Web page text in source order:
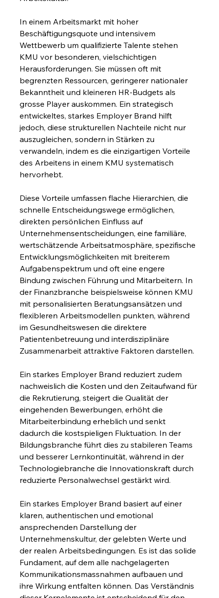
In einem Arbeitsmarkt mit hoher
Beschäftigungsquote und intensivem
Wettbewerb um qualifizierte Talente stehen
KMU vor besonderen, vielschichtigen
Herausforderungen. Sie müssen oft mit
begrenzten Ressourcen, geringerer nationaler
Bekanntheit und kleineren HR-Budgets als
grosse Player auskommen. Ein strategisch
entwickeltes, starkes Employer Brand hilft
jedoch, diese strukturellen Nachteile nicht nur
auszugleichen, sondern in Stärken zu
verwandeln, indem es die einzigartigen Vorteile
des Arbeitens in einem KMU systematisch
hervorhebt.
Diese Vorteile umfassen flache Hierarchien, die
schnelle Entscheidungswege ermöglichen,
direkten persönlichen Einfluss auf
Unternehmensentscheidungen, eine familiäre,
wertschätzende Arbeitsatmosphäre, spezifische
Entwicklungsmöglichkeiten mit breiterem
Aufgabenspektrum und oft eine engere
Bindung zwischen Führung und Mitarbeitern. In
der Finanzbranche beispielsweise können KMU
mit personalisierten Beratungsansätzen und
flexibleren Arbeitsmodellen punkten, während
im Gesundheitswesen die direktere
Patientenbetreuung und interdisziplinäre
Zusammenarbeit attraktive Faktoren darstellen.
Ein starkes Employer Brand reduziert zudem
nachweislich die Kosten und den Zeitaufwand für
die Rekrutierung, steigert die Qualität der
eingehenden Bewerbungen, erhöht die
Mitarbeiterbindung erheblich und senkt
dadurch die kostspieligen Fluktuation. In der
Bildungsbranche führt dies zu stabileren Teams
und besserer Lernkontinuität, während in der
Technologiebranche die Innovationskraft durch
reduzierte Personalwechsel gestärkt wird.
Ein starkes Employer Brand basiert auf einer
klaren, authentischen und emotional
ansprechenden Darstellung der
Unternehmenskultur, der gelebten Werte und
der realen Arbeitsbedingungen. Es ist das solide
Fundament, auf dem alle nachgelagerten
Kommunikationsmassnahmen aufbauen und
ihre Wirkung entfalten können. Das Verständnis